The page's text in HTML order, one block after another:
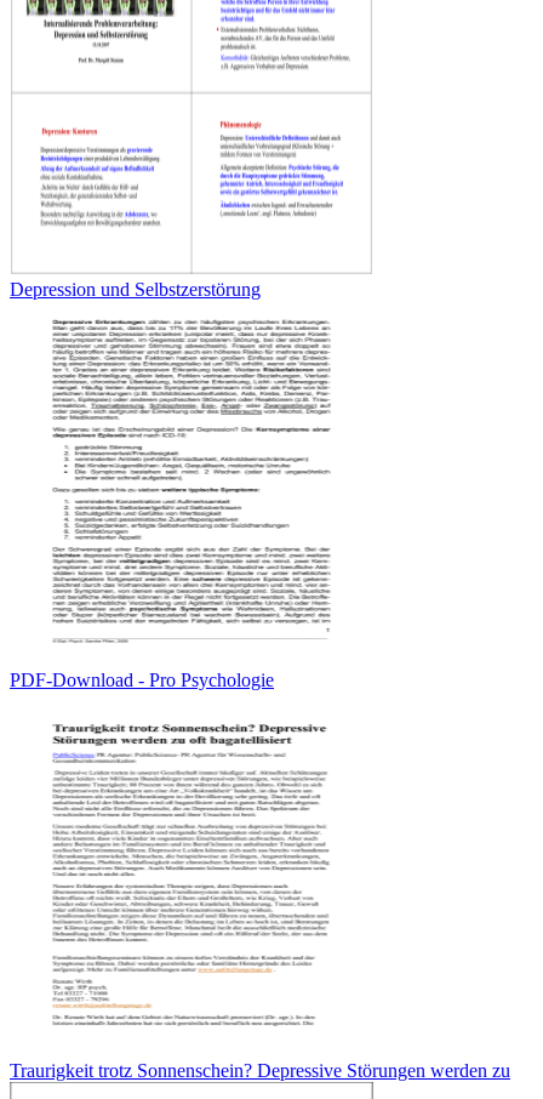
Depression und Selbstzerstörung
PDF-Download - Pro Psychologie
Traurigkeit trotz Sonnenschein? Depressive Störungen werden zu